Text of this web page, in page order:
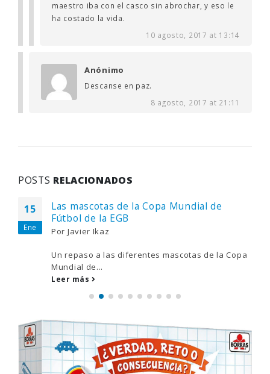
maestro iba con el casco sin abrochar, y eso le
ha costado la vida.
10 agosto, 2017 at 13:14
Anónimo
Descanse en paz.
8 agosto, 2017 at 21:11
POSTS RELACIONADOS
15
Ene
Las mascotas de la Copa Mundial de
Fútbol de la EGB
Por Javier Ikaz
Un repaso a las diferentes mascotas de la Copa
Mundial de...
Leer más